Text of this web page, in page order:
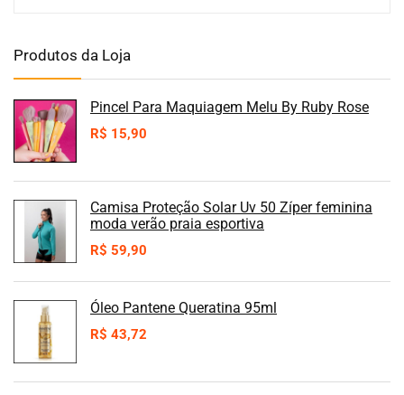
Produtos da Loja
Pincel Para Maquiagem Melu By Ruby Rose
R$ 15,90
Camisa Proteção Solar Uv 50 Zíper feminina
moda verão praia esportiva
R$ 59,90
Óleo Pantene Queratina 95ml
R$ 43,72